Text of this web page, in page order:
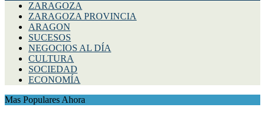
ZARAGOZA
ZARAGOZA PROVINCIA
ARAGON
SUCESOS
NEGOCIOS AL DÍA
CULTURA
SOCIEDAD
ECONOMÍA
Mas Populares Ahora